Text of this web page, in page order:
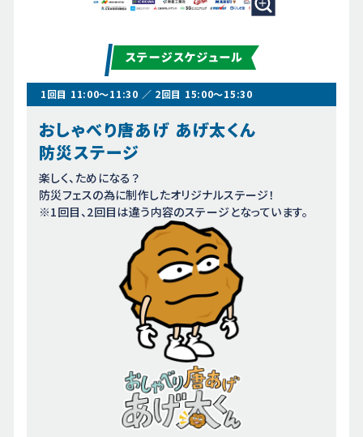
1回目 11:00～11:30 ／ 2回目 15:00～15:30
おしゃべり唐あげ あげ太くん
防災ステージ
楽しく、ためになる？
防災フェスの為に制作したオリジナルステージ！
※1回目、2回目は違う内容のステージとなっています。